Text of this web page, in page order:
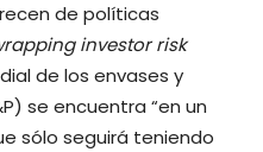
de políticas
investor risk
de los envases y
se encuentra “en un
sólo seguirá teniendo